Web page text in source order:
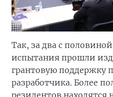
Так, за два с
испытания прошли
грантовую поддержку
разработчика. Более